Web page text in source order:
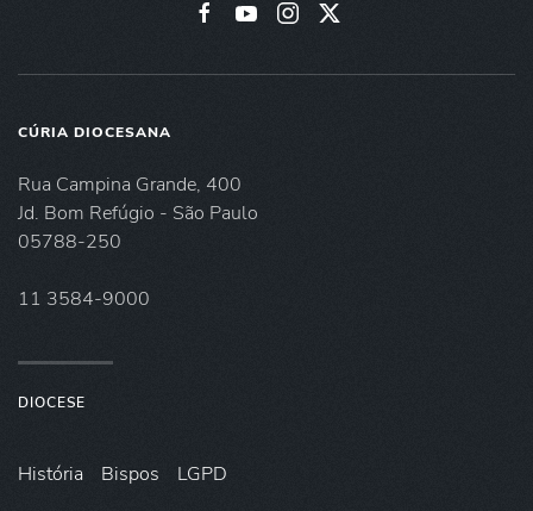
CÚRIA DIOCESANA
Rua Campina Grande, 400
Jd. Bom Refúgio - São Paulo
05788-250
11 3584-9000
DIOCESE
História Bispos LGPD